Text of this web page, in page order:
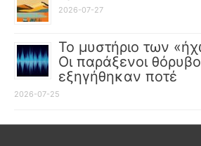
2026-07-27
Το μυστήριο των
Οι παράξενοι
εξηγήθηκαν ποτέ
2026-07-25